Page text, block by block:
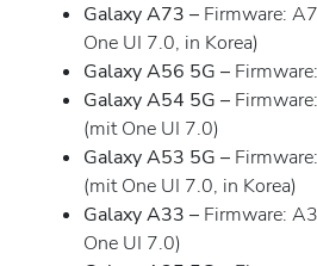
Galaxy A73 – Firmware:
One UI 7.0, in Korea)
Galaxy A56 5G –
Galaxy A54 5G –
(mit One UI 7.0)
Galaxy A53 5G –
(mit One UI 7.0, in Korea)
Galaxy A33 – Firmware:
One UI 7.0)